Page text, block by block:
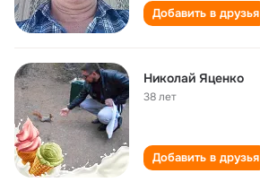
Добавить в друзья
Николай Яценко
38 лет
Добавить в друзья